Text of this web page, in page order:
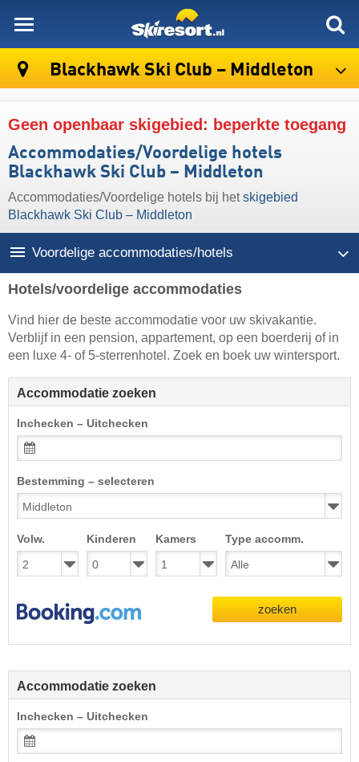
Blackhawk Ski Club – Middleton
Geen openbaar skigebied: beperkte toegang
Accommodaties/Voordelige hotels
Blackhawk Ski Club – Middleton
Accommodaties/Voordelige hotels bij hetskigebied
Blackhawk Ski Club – Middleton
Voordelige accommodaties/hotels
Hotels/voordelige accommodaties
Vind hier de beste accommodatie voor uw skivakantie.
Verblijf in een pension, appartement, op een boerderij of in
een luxe 4- of 5-sterrenhotel. Zoek en boek uw wintersport.
Accommodatie zoeken
Inchecken – Uitchecken
Bestemming – selecteren
Volw. Kinderen Kamers Type accomm.
zoeken
Accommodatie zoeken
Inchecken – Uitchecken